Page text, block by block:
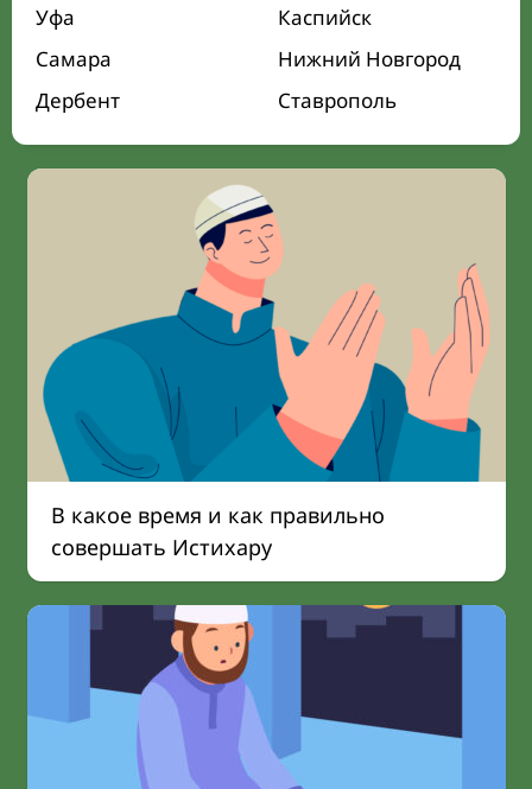
Уфа
Каспийск
Самара
Нижний Новгород
Дербент
Ставрополь
В какое время и как правильно
совершать Истихару